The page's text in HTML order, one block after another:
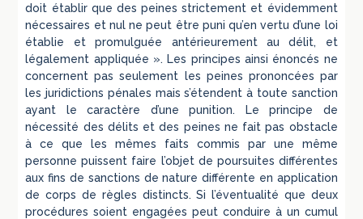
doit établir que des peines strictement et évidemment
nécessaires et nul ne peut être puni qu’en vertu d’une loi
établie et promulguée antérieurement au délit, et
légalement appliquée ». Les principes ainsi énoncés ne
concernent pas seulement les peines prononcées par
les juridictions pénales mais s’étendent à toute sanction
ayant le caractère d’une punition. Le principe de
nécessité des délits et des peines ne fait pas obstacle
à ce que les mêmes faits commis par une même
personne puissent faire l’objet de poursuites différentes
aux fins de sanctions de nature différente en application
de corps de règles distincts. Si l’éventualité que deux
procédures soient engagées peut conduire à un cumul